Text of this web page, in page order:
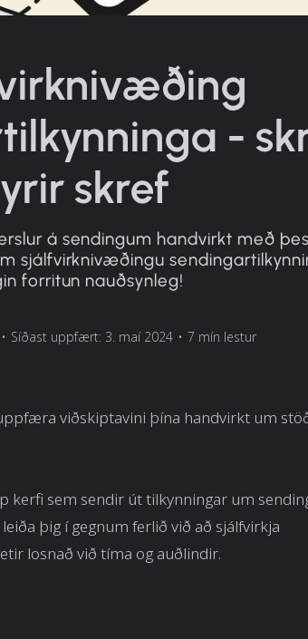
-
skref
á sendingum handvirkt með
sjálfvirknivæðingu
forritun nauðsynleg!
• Síðast uppfært: 3. maí 2024 • 7 mín lestur
viðskiptavini þína handvirkt um
kerfi sem sendir út tilkynningar um
þig í gegnum ferlið við að sjálfvirkja
losnað við tíma og auðlindir.